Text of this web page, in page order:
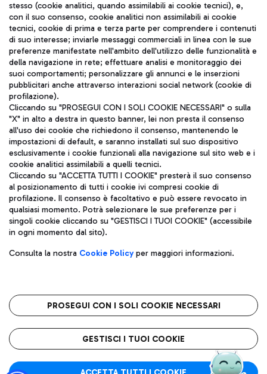
Fast Food
Pizza
Gelateria
Wine Bar & Sparkling
Treno
Raggiungi velocemente l'aeroporto di Fiumicino da Roma
tramite i servizi ferroviari Trenitalia.
Autobus
Scopri le linee di autobus per raggiungere l'aeroporto
Leonardo Da Vinci.
Raggiungi l’aeroporto senza pensieri con il servizio di taxi a
Ristoranti
Scopri la nostra offerta per una pausa gustosa in aeroporto
Mappa Aeroporto Fiumicino
TRAVEL JOURNAL
ITA
Aeroporti di Roma S.p.A. - Società soggetta a direzione e
coordinamento di Mundys S.p.A.
Codice fiscale e Registro delle Imprese di Roma 13032990155 P.
IVA 06572251004
Capitale sociale 62.224.743,00 int. vers.
Sede legale: Via Pier Paolo Racchetti 1 - 00054 Fiumicino (RM)
telefono +39 06 65951
Privacy policy
Note legali
Roma FCO
L'aeroporto stellato
stesso (cookie analitici, quando assimilabili ai cookie tecnici), e,
con il suo consenso, cookie analitici non assimilabili ai cookie
tecnici, cookie di prima e terza parte per comprendere i contenuti
di suo interesse; inviarle messaggi commerciali in linea con le sue
preferenze manifestate nell'ambito dell'utilizzo delle funzionalità e
della navigazione in rete; effettuare analisi e monitoraggio dei
suoi comportamenti; personalizzare gli annunci e le inserzioni
pubblicitari anche attraverso interazioni social network (cookie di
profilazione).
Cliccando su "PROSEGUI CON I SOLI COOKIE NECESSARI" o sulla
"X" in alto a destra in questo banner, lei non presta il consenso
all'uso dei cookie che richiedono il consenso, mantenendo le
impostazioni di default, e saranno installati sul suo dispositivo
esclusivamente i cookie funzionali alla navigazione sul sito web e i
cookie analitici assimilabili a quelli tecnici.
Cliccando su "ACCETTA TUTTI I COOKIE" presterà il suo consenso
al posizionamento di tutti i cookie ivi compresi cookie di
profilazione. Il consenso è facoltativo e può essere revocato in
qualsiasi momento. Potrà selezionare le sue preferenze per i
singoli cookie cliccando su "GESTISCI I TUOI COOKIE" (accessibile
in ogni momento dal sito).
Consulta la nostra Cookie Policyper maggiori informazioni.
PROSEGUI CON I SOLI COOKIE NECESSARI
GESTISCI I TUOI COOKIE